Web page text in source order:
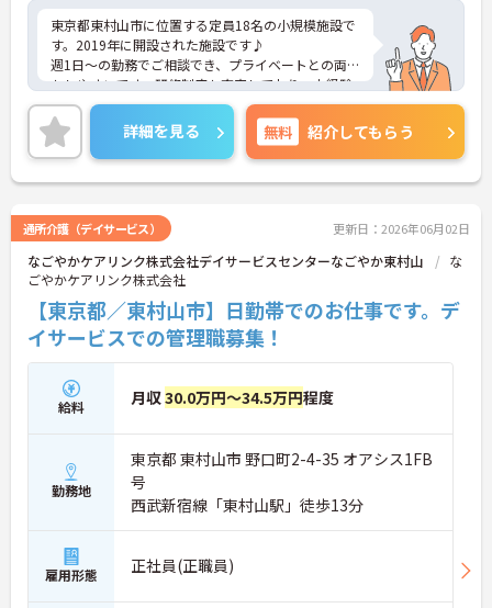
東京都東村山市に位置する定員18名の小規模施設で
す。2019年に開設された施設です♪
週1日～の勤務でご相談でき、プライベートとの両立
もしやすいです。研修制度も充実しており、未経験
の方も安心してスタートしていただけます☆ご興味
ある方には、面接対策ポイントなど、さらに詳細を
お話しいたしますのでお気軽にご相談ください！
詳細を見る 無料 紹介してもらう
通所介護（デイサービス） 更新日：2026年06月02日
なごやかケアリンク株式会社デイサービスセンターなごやか東村山
な
ごやかケアリンク株式会社
【東京都／東村山市】日勤帯でのお仕事です。デ
イサービスでの管理職募集！
給料 月収30.0万円～34.5万円程度
勤務地
東京都 東村山市 野口町2-4-35 オアシス1FB
号
西武新宿線「東村山駅」徒歩13分
雇用形態 正社員(正職員)